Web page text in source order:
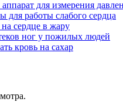
для измерения
для работы слабого сердца
сердце в жару
ног у пожилых людей
кровь на сахар